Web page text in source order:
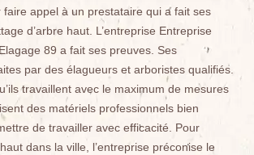
faire appel à un prestataire qui a fait ses
d’arbre haut. L’entreprise Entreprise
89 a fait ses preuves. Ses
par des élagueurs et arboristes qualifiés.
travaillent avec le maximum de mesures
des matériels professionnels bien
de travailler avec efficacité. Pour
dans la ville, l’entreprise préconise le